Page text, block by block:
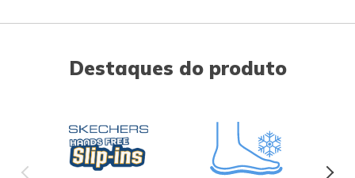
Destaques do produto